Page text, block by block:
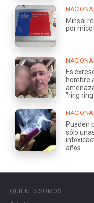
NACIONAL
Minsal
por
NACIONAL
Es
hombre
"ring
NACIONAL
Pueden
sólo
años
QUIÉNES SOMOS